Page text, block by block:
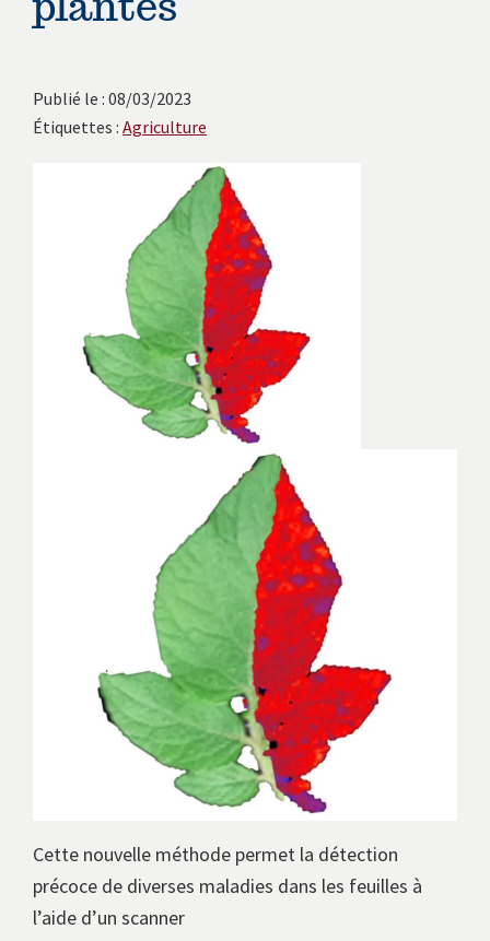
avec
européens.
Publié le : 08/03/2023
Étiquettes : Agriculture
Cette nouvelle méthode permet la détection
précoce de diverses maladies dans les feuilles à
l’aide d’un scanner